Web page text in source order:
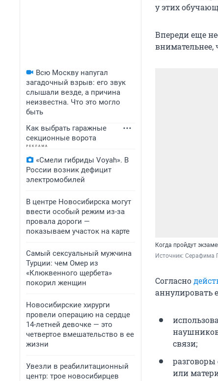
Всю Москву напугал
загадочный взрыв: его звук
слышали везде, а причина
неизвестна. Что это могло
быть
Как выбрать гаражные
секционные ворота
«Смели гибриды Voyah». В
России возник дефицит
электромобилей
В центре Новосибирска могут
ввести особый режим из-за
провала дороги —
показываем участок на карте
Самый сексуальный мужчина
Турции: чем Омер из
«Клюквенного щербета»
покорил женщин
Новосибирские хирурги
провели операцию на сердце
14-летней девочке — это
четвертое вмешательство в ее
жизни
Увезли в реабилитационный
центр: трое новосибирцев
у этих
Впереди еще
внимательнее,
Когда пройдут
Источник: Серафима
Согласно
аннулировать
связи;
или